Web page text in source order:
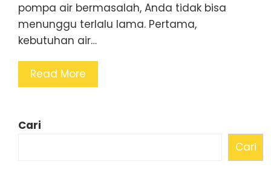
pompa air bermasalah, Anda tidak bisa
menunggu terlalu lama. Pertama,
kebutuhan air…
Read More
Cari
Cari